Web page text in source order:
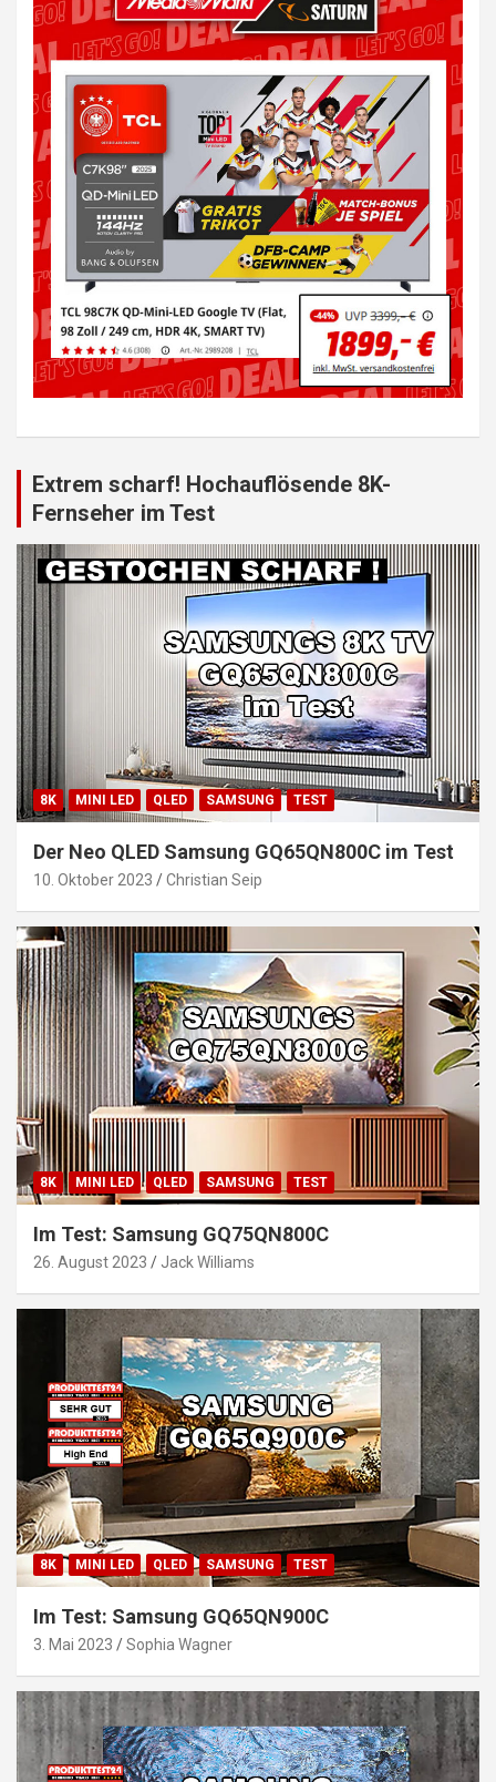
Extrem scharf! Hochauflösende 8K-
Fernseher im Test
8K MINI LED QLED SAMSUNG TEST
Der Neo QLED Samsung GQ65QN800C im Test
10. Oktober 2023 Christian Seip
8K MINI LED QLED SAMSUNG TEST
Im Test: Samsung GQ75QN800C
26. August 2023 Jack Williams
8K MINI LED QLED SAMSUNG TEST
Im Test: Samsung GQ65QN900C
3. Mai 2023 Sophia Wagner